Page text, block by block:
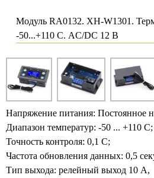
Модуль RA0132. XH-W1301.
-50...+110 С. AC/DC 12 В
Напряжение питания: Постоянное
Диапазон температур: -50 ... +110 С;
Точность контроля: 0,1 С;
Частота обновления данных: 0,5
Тип выхода: релейный выход 10 A,